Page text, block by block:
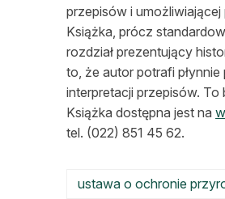
przepisów i
Książka, prócz
rozdział prezentujący
to, że autor potrafi
interpretacji przepisów. To
Książka dostępna jest na
tel. (022) 851 45 62.
ustawa o ochronie